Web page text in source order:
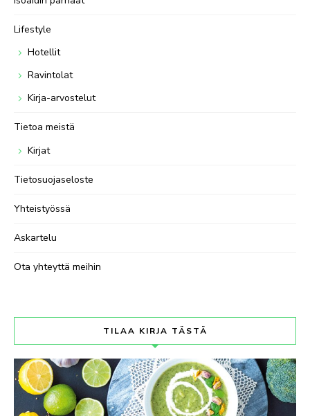
Lifestyle
Hotellit
Ravintolat
Kirja-arvostelut
Tietoa meistä
Kirjat
Tietosuojaseloste
Yhteistyössä
Askartelu
Ota yhteyttä meihin
TILAA KIRJA TÄSTÄ